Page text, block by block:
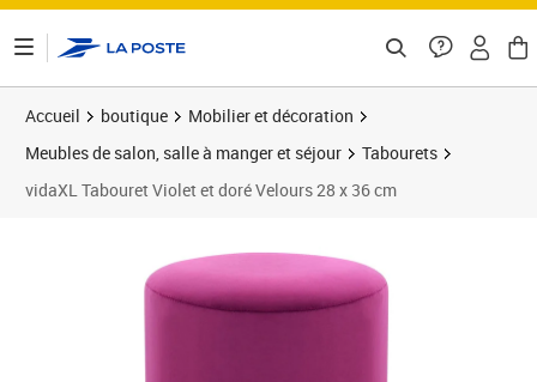
Accueil boutique
Mobilier et décoration
Meubles de salon, salle à manger et séjour
Tabourets
vidaXL Tabouret Violet et doré Velours 28 x 36 cm